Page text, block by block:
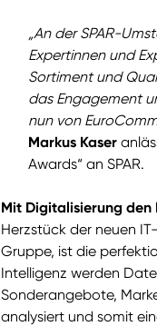
„An der SPAR-
Expertinnen und
Sortiment und
das Engagement
nun von
Markus Kaser
Awards“ an SPAR.
Mit Digitalisierung
Herzstück der neuen
Gruppe, ist die
Intelligenz werden
Sonderangebote,
analysiert und somit